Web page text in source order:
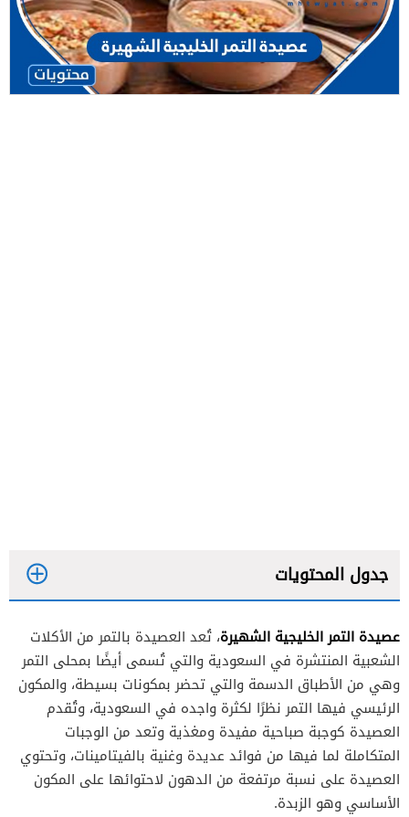
جدول المحتويات
مكونات عصيدة التمر الخليجية الشهيرة
طريقة تحضير عصيدة التمر الخليجية الشهيرة
مكونات عصيدة التمر الخليجية بالمكسرات
طريقة تحضير عصيدة التمر الخليجية بالمكسرات
عصيدة التمر الخليجية الشهيرة، تُعد العصيدة بالتمر من الأكلات
الشعبية المنتشرة في السعودية والتي تُسمى أيضًا بمحلى التمر
وهي من الأطباق الدسمة والتي تحضر بمكونات بسيطة، والمكون
الرئيسي فيها التمر نظرًا لكثرة واجده في السعودية، وتُقدم
العصيدة كوجبة صباحية مفيدة ومغذية وتعد من الوجبات
المتكاملة لما فيها من فوائد عديدة وغنية بالفيتامينات، وتحتوي
العصيدة على نسبة مرتفعة من الدهون لاحتوائها على المكون
الأساسي وهو الزبدة.